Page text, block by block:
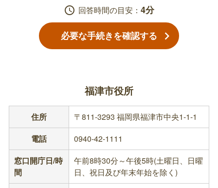
schedule 回答時間の目安： 4分
必要な手続きを確認する
福津市役所
住所
〒811-3293 福岡県福津市中央1-1-1
電話
0940-42-1111
窓口開庁日/時
間
午前8時30分～午後5時(土曜日、日曜
日、祝日及び年末年始を除く)